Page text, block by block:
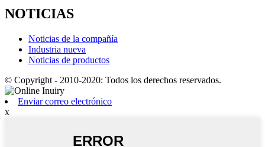
NOTICIAS
Noticias de la compañía
Industria nueva
Noticias de productos
© Copyright - 2010-2020: Todos los derechos reservados.
Enviar correo electrónico
x